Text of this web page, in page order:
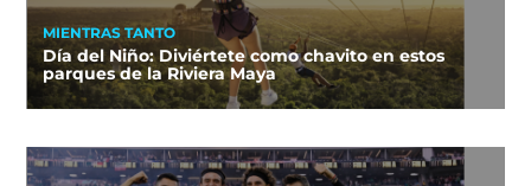
MIENTRAS TANTO
Día del Niño: Diviértete como chavito en estos
parques de la Riviera Maya